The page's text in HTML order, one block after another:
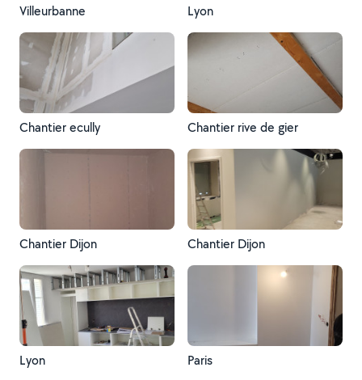
Villeurbanne Lyon
Chantier ecully Chantier rive de gier
Chantier Dijon Chantier Dijon
Lyon Paris